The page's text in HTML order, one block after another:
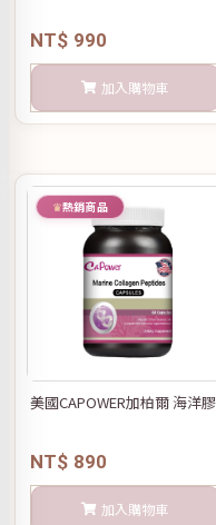
NT$ 990
加入購物車
熱銷商品
美國CAPOWER加柏爾 海洋
NT$ 890
加入購物車